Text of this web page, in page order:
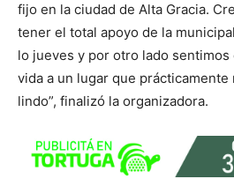
fijo en la ciudad de Alta Gracia.
tener el total apoyo de la
lo jueves y por otro lado sentimos
vida a un lugar que prácticamente
lindo”, finalizó la organizadora.